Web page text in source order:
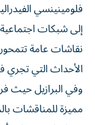
فلومينينسي
إلى شبكات
نقاشات عامة
الأحداث التي تجري
وفي البرازيل حيث
مميزة للمناقشات